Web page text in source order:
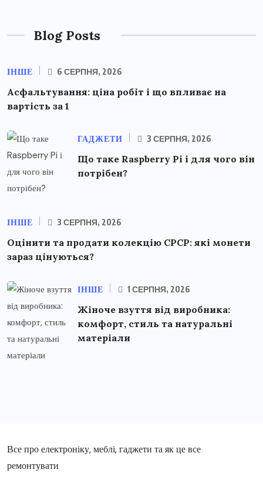
Blog Posts
ІНШЕ 6 СЕРПНЯ, 2026
Асфальтування: ціна робіт і що впливає на
вартість за 1
ГАДЖЕТИ 3 СЕРПНЯ, 2026
Що таке Raspberry Pi і для чого він
потрібен?
ІНШЕ 3 СЕРПНЯ, 2026
Оцінити та продати колекцію СРСР: які монети
зараз цінуються?
ІНШЕ 1 СЕРПНЯ, 2026
Жіноче взуття від виробника:
комфорт, стиль та натуральні
матеріали
Все про електроніку, меблі, гаджети та як це все
ремонтувати